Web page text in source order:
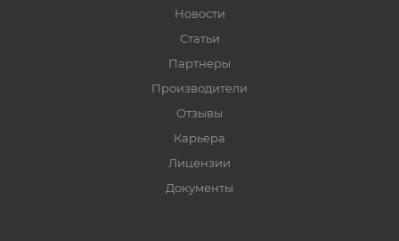
Новости
Статьи
Партнеры
Производители
Отзывы
Карьера
Лицензии
Документы